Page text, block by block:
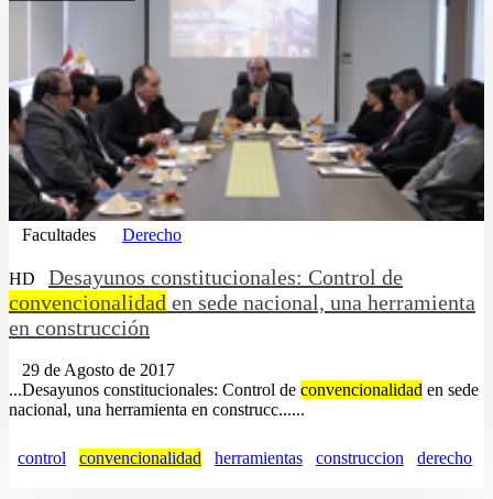
Facultades Derecho
HD
Desayunos constitucionales: Control de
convencionalidad en sede nacional, una herramienta
en construcción
29 de Agosto de 2017
...Desayunos constitucionales: Control de convencionalidad en sede
nacional, una herramienta en construcc......
control convencionalidad herramientas construccion derecho